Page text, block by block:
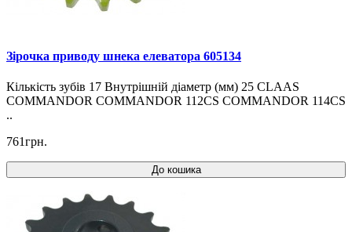
Зірочка приводу шнека елеватора 605134
Кількість зубів 17 Внутрішній діаметр (мм) 25 CLAAS
COMMANDOR COMMANDOR 112CS COMMANDOR 114CS
..
761грн.
До кошика